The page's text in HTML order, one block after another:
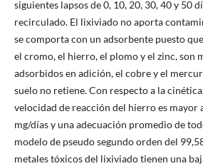
siguientes lapsos de 0, 10, 20, 30, 40 y 50
recirculado. El lixiviado no aporta
se comporta con un adsorbente puesto
el cromo, el hierro, el plomo y el zinc, son
adsorbidos en adición, el cobre y el
suelo no retiene. Con respecto a la
velocidad de reacción del hierro es mayor
mg/días y una adecuación promedio de
modelo de pseudo segundo orden del
metales tóxicos del lixiviado tienen una